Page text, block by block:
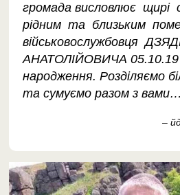
громада висловлює щирі
рідним та близьким
військовослужбовця
АНАТОЛІЙОВИЧА
народження. Розділяємо
та сумуємо разом з вами…
–